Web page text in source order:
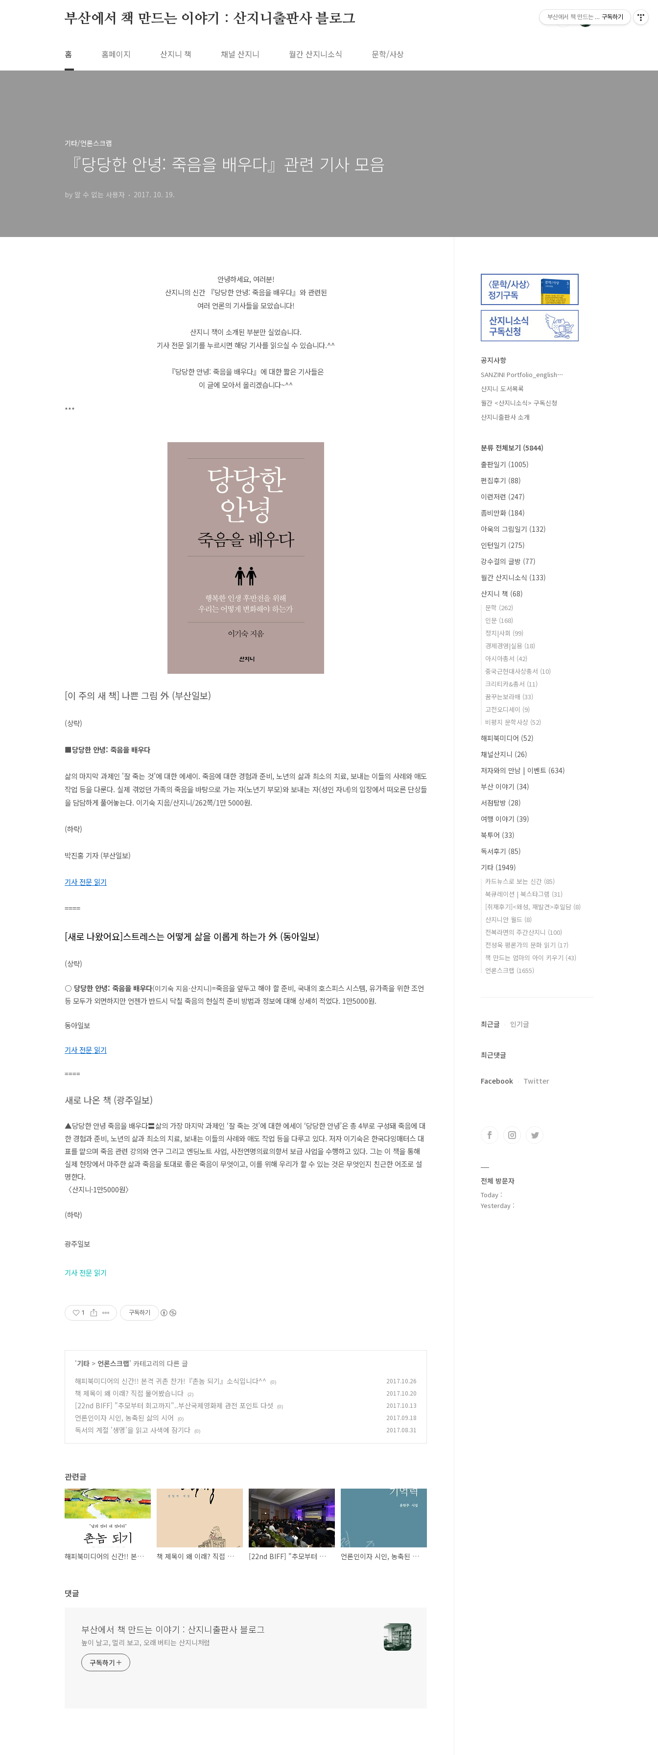
부산에서 책 만드는 이야기 : 산지니출판사 블로그
홈 홈페이지 산지니 책 채널 산지니 월간 산지니소식 문학/사상
기타/언론스크랩
『당당한 안녕: 죽음을 배우다』관련 기사 모음
by 알 수 없는 사용자 2017. 10. 19.
안녕하세요, 여러분!
산지니의 신간
『당당한 안녕: 죽음을 배우다』와 관련된
여러 언론의 기사들을 모았습니다!
산지니 책이 소개된 부분만 실었습니다.
기사 전문 읽기를 누르시면 해당 기사를 읽으실 수 있습니다.^^
『당당한 안녕: 죽음을 배우다』에 대한 짧은 기사들은
이 글에 모아서 올리겠습니다~^^
***
[이 주의 새 책] 나쁜 그림 外 (부산일보)
(상략)
■당당한 안녕: 죽음을 배우다
삶의 마지막 과제인 '잘 죽는 것'에 대한 에세이. 죽음에 대한 경험과 준비, 노년의 삶과 최소의 치료, 보내는 이들의 사례와 애도
작업 등을 다룬다. 실제 겪었던 가족의 죽음을 바탕으로 가는 자(노년기 부모)와 보내는 자(성인 자녀)의 입장에서 떠오른 단상들
을 담담하게 풀어놓는다. 이기숙 지음/산지니/262쪽/1만 5000원.
(하략)
박진홍 기자 (부산일보)
기사 전문 읽기
====
[새로 나왔어요]스트레스는 어떻게 삶을 이롭게 하는가 外 (동아일보)
(상략)
○ 당당한 안녕: 죽음을 배우다(이기숙 지음·산지니)=죽음을 앞두고 해야 할 준비, 국내의 호스피스 시스템, 유가족을 위한 조언
등 모두가 외면하지만 언젠가 반드시 닥칠 죽음의 현실적 준비 방법과 정보에 대해 상세히 적었다. 1만5000원.
동아일보
기사 전문 읽기
====
새로 나온 책 (광주일보)
▲당당한 안녕 죽음을 배우다〓삶의 가장 마지막 과제인 ‘잘 죽는 것’에 대한 에세이 ‘당당한 안녕’은 총 4부로 구성돼 죽음에 대
한 경험과 준비, 노년의 삶과 최소의 치료, 보내는 이들의 사례와 애도 작업 등을 다루고 있다. 저자 이기숙은 한국다잉매터스 대
표를 맡으며 죽음 관련 강의와 연구 그리고 엔딩노트 사업, 사전연명의료의향서 보급 사업을 수행하고 있다. 그는 이 책을 통해
실제 현장에서 마주한 삶과 죽음을 토대로 좋은 죽음이 무엇이고, 이를 위해 우리가 할 수 있는 것은 무엇인지 친근한 어조로 설
명한다.
〈산지니·1만5000원〉
(하략)
광주일보
기사 전문 읽기
1 구독하기
'기타 > 언론스크랩' 카테고리의 다른 글
해피북미디어의 신간!! 본격 귀촌 찬가!『촌놈 되기』소식입니다^^
(0) 2017.10.26
책 제목이 왜 이래? 직접 물어봤습니다 (2) 2017.10.20
[22nd BIFF] "추모부터 회고까지"..부산국제영화제 관전 포인트 다섯 (0) 2017.10.13
언론인이자 시인, 농축된 삶의 시어 (0) 2017.09.18
독서의 계절 '생명'을 읽고 사색에 잠기다 (0) 2017.08.31
관련글
해피북미디어의 신간!! 본격 귀촌 찬가!『촌놈 되기』소식입니다^^ 책 제목이 왜 이래? 직접 물어봤습니다 [22nd BIFF] "추모부터 회고까지"..부산국제영화제 관전 포인트 다섯 언론인이자 시인, 농축된 삶의 시어
댓글
부산에서 책 만드는 이야기 : 산지니출판사 블로그
높이 날고, 멀리 보고, 오래 버티는 산지니처럼
구독하기
공지사항
SANZINI Portfolio_english⋯
산지니 도서목록
월간 <산지니소식> 구독신청
산지니출판사 소개
분류 전체보기 (5844)
출판일기 (1005)
편집후기 (88)
이런저런 (247)
좀비만화 (184)
아욱의 그림일기 (132)
인턴일기 (275)
강수걸의 글방 (77)
월간 산지니소식 (133)
산지니 책 (68)
문학 (262)
인문 (168)
정치|사회 (99)
경제경영|실용 (18)
아시아총서 (42)
중국근현대사상총서 (10)
크리티카&총서 (11)
꿈꾸는보라매 (33)
고전오디세이 (9)
비평지 문학사상 (52)
해피북미디어 (52)
채널산지니 (26)
저자와의 만남 | 이벤트 (634)
부산 이야기 (34)
서점탐방 (28)
여행 이야기 (39)
북투어 (33)
독서후기 (85)
기타 (1949)
카드뉴스로 보는 신간 (85)
북큐레이션 | 북스타그램 (31)
[취재후기]<왜성, 재발견>후일담 (8)
산지니안 월드 (8)
전복라면의 주간산지니 (100)
전성욱 평론가의 문화 읽기 (17)
책 만드는 엄마의 아이 키우기 (43)
언론스크랩 (1655)
최근글 인기글
최근댓글
Facebook Twitter
전체 방문자
Today :
Yesterday :
부산에서 책 만드는 이야기 : 산지니출판사 블
구독하기